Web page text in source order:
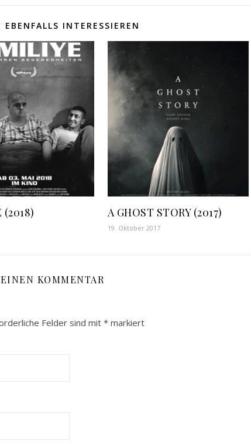
INTERESSIEREN
(2018) A GHOST STORY (2017)
19. Oktober 2017
KOMMENTAR
Felder sind mit* markiert